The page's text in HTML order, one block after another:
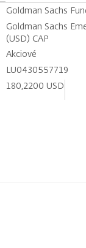
Goldman Sachs
Goldman Sachs
(USD) CAP
Akciové
LU0430557719
180,2200 USD